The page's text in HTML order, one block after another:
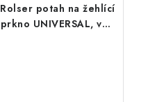
Rolser potah na žehlící
prkno UNIVERSAL, vel.